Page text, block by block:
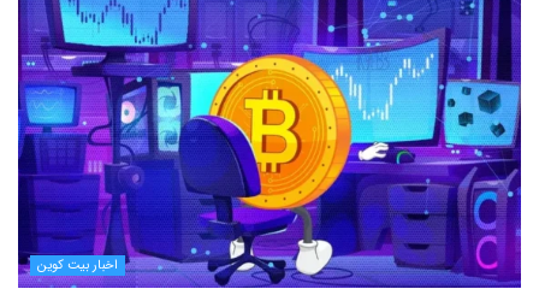
اخبار بیت کوین